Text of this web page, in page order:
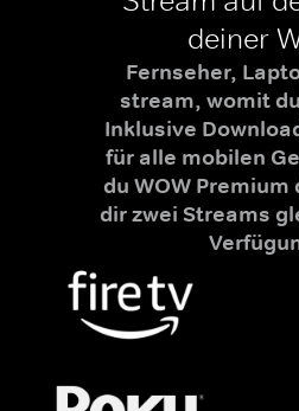
deiner
Fernseher,
stream, womit
Inklusive
für alle mobilen
du WOW
dir zwei Streams